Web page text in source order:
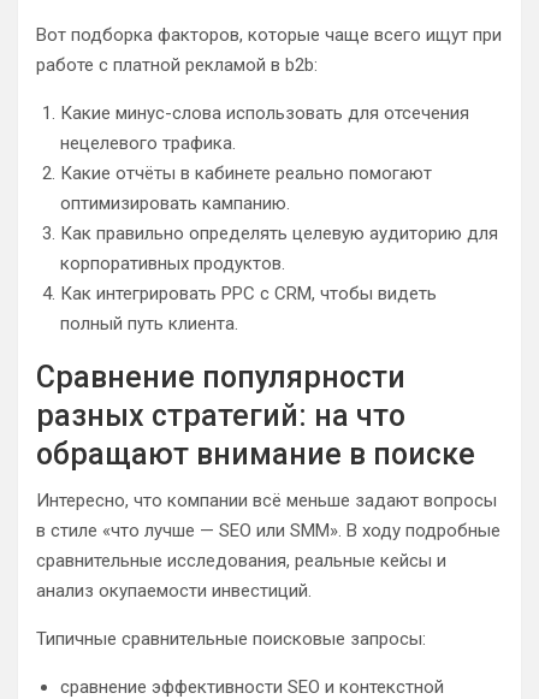
Вот подборка факторов, которые чаще всего ищут при
работе с платной рекламой в b2b:
Какие минус-слова использовать для отсечения
нецелевого трафика.
Какие отчёты в кабинете реально помогают
оптимизировать кампанию.
Как правильно определять целевую аудиторию для
корпоративных продуктов.
Как интегрировать PPC с CRM, чтобы видеть
полный путь клиента.
Сравнение популярности
разных стратегий: на что
обращают внимание в поиске
Интересно, что компании всё меньше задают вопросы
в стиле «что лучше — SEO или SMM». В ходу подробные
сравнительные исследования, реальные кейсы и
анализ окупаемости инвестиций.
Типичные сравнительные поисковые запросы:
сравнение эффективности SEO и контекстной